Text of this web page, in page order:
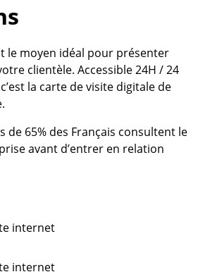
le moyen idéal pour présenter
clientèle. Accessible 24H / 24
la carte de visite digitale de
de 65% des Français consultent le
avant d’entrer en relation